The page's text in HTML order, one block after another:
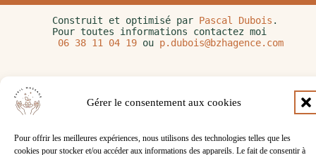
Gérer le consentement aux cookies
Pour offrir les meilleures expériences, nous utilisons des technologies telles que les
cookies pour stocker et/ou accéder aux informations des appareils. Le fait de consentir à
Construit et optimisé par Pascal Dubois .
Pour toutes informations contactez moi
06 38 11 04 19 ou p.dubois@bzhagence.com